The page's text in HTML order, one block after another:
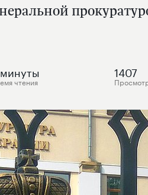
минуты
чтения
1407